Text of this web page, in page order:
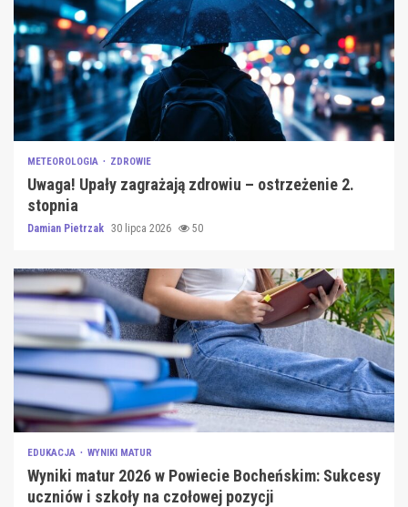
METEOROLOGIA ZDROWIE
Uwaga! Upały zagrażają zdrowiu – ostrzeżenie 2.
stopnia
Damian Pietrzak 30 lipca 2026 50
EDUKACJA WYNIKI MATUR
Wyniki matur 2026 w Powiecie Bocheńskim: Sukcesy
uczniów i szkoły na czołowej pozycji